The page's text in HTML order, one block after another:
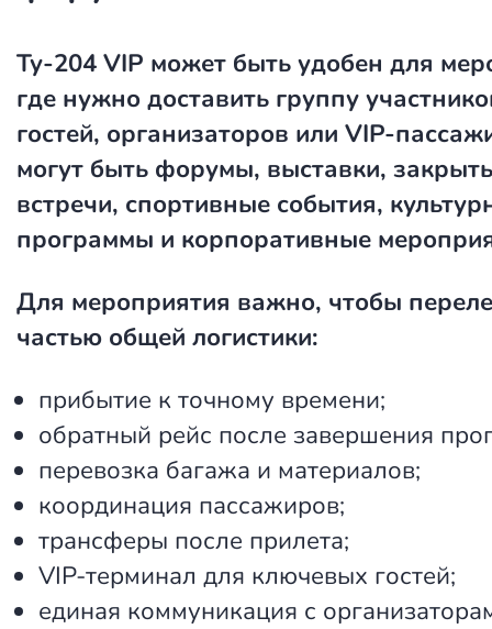
Ту-204 VIP может быть удобен для
где нужно доставить группу
гостей, организаторов или VIP-
могут быть форумы, выставки,
встречи, спортивные события,
программы и корпоративные
Для мероприятия важно, чтобы
частью общей логистики:
прибытие к точному времени;
обратный рейс после завершения
перевозка багажа и материалов;
координация пассажиров;
трансферы после прилета;
VIP-терминал для ключевых гостей;
единая коммуникация с